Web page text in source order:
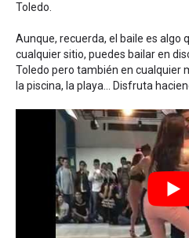
Toledo.
Aunque, recuerda, el baile es algo
cualquier sitio, puedes bailar en
Toledo pero también en cualquier
la piscina, la playa... Disfruta